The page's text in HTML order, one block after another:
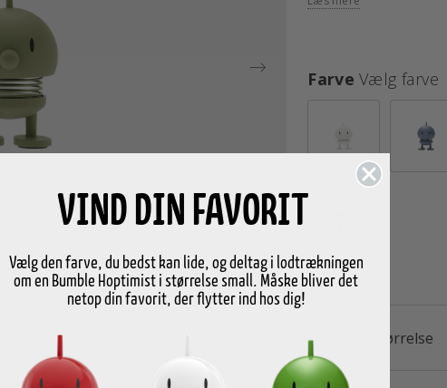
Farve Vælg farve
Størrelse
Vælg Størrelse
VIND DIN FAVORIT
Vælg den farve, du bedst kan lide, og deltag i lodtrækningen
om en Bumble Hoptimist i størrelse small. Måske bliver det
netop din favorit, der flytter ind hos dig!